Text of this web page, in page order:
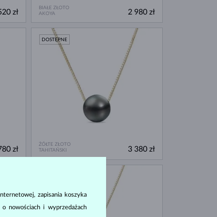
zł
BIAŁE ZŁOTO
AKOYA
2 980 zł
zł
ŻÓŁTE ZŁOTO
TAHITAŃSKI
DOSTĘPNE
3 380 zł
zapisania koszyka
nowościach i wyprzedażach